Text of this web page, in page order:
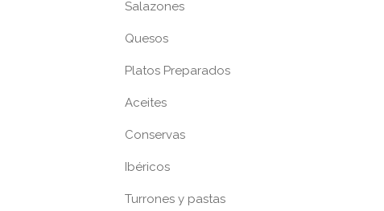
Salazones
Quesos
Platos Preparados
Aceites
Conservas
Ibéricos
Turrones y pastas